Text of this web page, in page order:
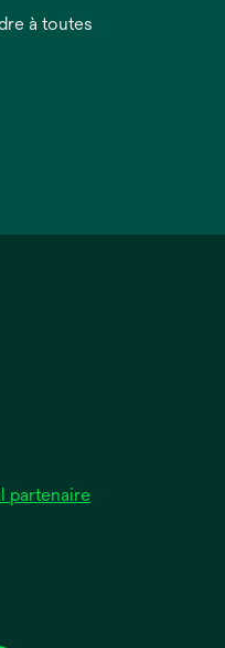
à toutes
partenaire